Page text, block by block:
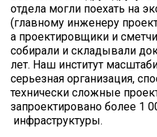
отдела могли поехать на
(главному инженеру
а проектировщики и
собирали и складывали
лет. Наш институт
серьезная организация,
технически сложные
запроектировано более 1
инфраструктуры.